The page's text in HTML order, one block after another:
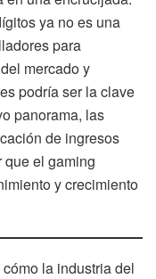
ya no es una
para
mercado y
podría ser la clave
panorama, las
de ingresos
que el gaming
y crecimiento
la industria del